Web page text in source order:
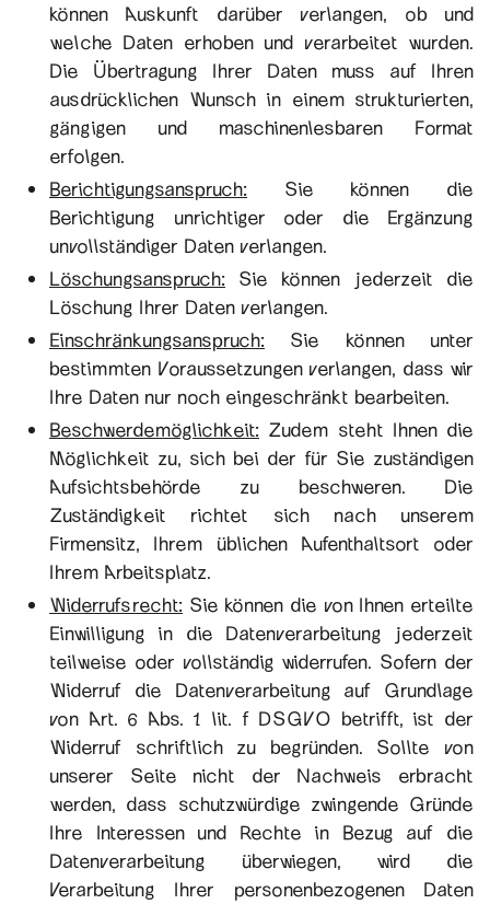
können Auskunft darüber verlangen, ob und
welche Daten erhoben und verarbeitet wurden.
Die Übertragung Ihrer Daten muss auf Ihren
ausdrücklichen Wunsch in einem strukturierten,
gängigen und maschinenlesbaren Format
erfolgen.
Berichtigungsanspruch: Sie können die
Berichtigung unrichtiger oder die Ergänzung
unvollständiger Daten verlangen.
Löschungsanspruch: Sie können jederzeit die
Löschung Ihrer Daten verlangen.
Einschränkungsanspruch: Sie können unter
bestimmten Voraussetzungen verlangen, dass wir
Ihre Daten nur noch eingeschränkt bearbeiten.
Beschwerdemöglichkeit: Zudem steht Ihnen die
Möglichkeit zu, sich bei der für Sie zuständigen
Aufsichtsbehörde zu beschweren. Die
Zuständigkeit richtet sich nach unserem
Firmensitz, Ihrem üblichen Aufenthaltsort oder
Ihrem Arbeitsplatz.
Widerrufsrecht: Sie können die von Ihnen erteilte
Einwilligung in die Datenverarbeitung jederzeit
teilweise oder vollständig widerrufen. Sofern der
Widerruf die Datenverarbeitung auf Grundlage
von Art. 6 Abs. 1 lit. f DSGVO betrifft, ist der
Widerruf schriftlich zu begründen. Sollte von
unserer Seite nicht der Nachweis erbracht
werden, dass schutzwürdige zwingende Gründe
Ihre Interessen und Rechte in Bezug auf die
Datenverarbeitung überwiegen, wird die
Verarbeitung Ihrer personenbezogenen Daten